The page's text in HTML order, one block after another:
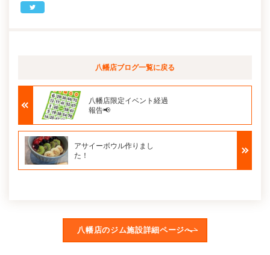
八幡店ブログ一覧に戻る
八幡店限定イベント経過
報告📢
アサイーボウル作りまし
た！
八幡店のジム施設詳細ページへ